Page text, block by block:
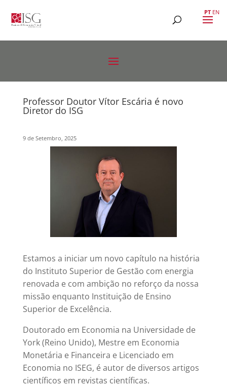
Professor Doutor Vítor Escária é novo
Diretor do ISG
9 de Setembro, 2025
Estamos a iniciar um novo capítulo na história
do Instituto Superior de Gestão com energia
renovada e com ambição no reforço da nossa
missão enquanto Instituição de Ensino
Superior de Excelência.
Doutorado em Economia na Universidade de
York (Reino Unido), Mestre em Economia
Monetária e Financeira e Licenciado em
Economia no ISEG, é autor de diversos artigos
científicos em revistas científicas.
PT EN